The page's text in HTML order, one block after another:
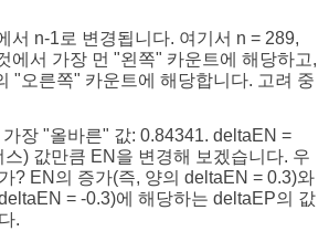
서 n-1로 변경됩니다. 여기서 n = 289,
에서 가장 먼 "왼쪽" 카운트에 해당하고,
"오른쪽" 카운트에 해당합니다. 고려 중
장 "올바른" 값: 0.84341. deltaEN =
) 값만큼 EN을 변경해 보겠습니다. 우
? EN의 증가(즉, 양의 deltaEN = 0.3)와
= -0.3)에 해당하는 deltaEP의 값
.